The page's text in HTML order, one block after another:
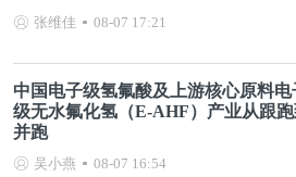
张维佳 08-07 17:21
中国电子级氢氟酸及上游核心原料电
级无水氟化氢（E-AHF）产业从跟跑
并跑
吴小燕 08-07 16:54